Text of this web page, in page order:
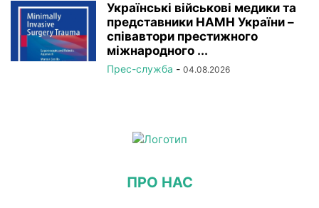
Українські військові медики та
представники НАМН України –
співавтори престижного
міжнародного ...
Прес-служба - 04.08.2026
ПРО НАС